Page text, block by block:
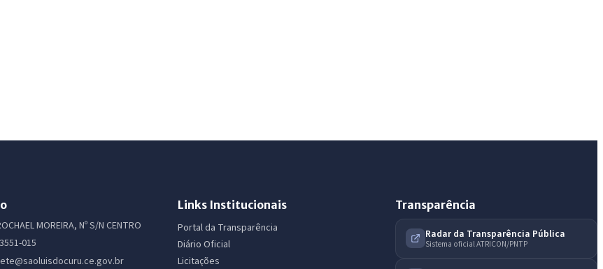
MOREIRA, Nº S/N CENTRO
015
Links Institucionais
Portal da Transparência
Diário Oficial
Licitações
Transparência
Radar da Transparência Pública
Sistema oficial ATRICON/PNTP